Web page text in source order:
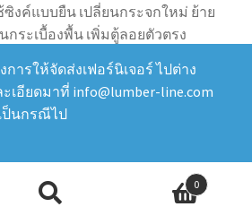
งค์แบบยืน เปลี่ยนกระจกใหม่ ย้าย
กระเบื้องพื้น เพิ่มตู้ลอยตัวตรง
ย และใช้ประโยชน์ได้มากขึ้น โทน
นไปอย่างมาก
0
ารให้จัดส่งเฟอร์นิเจอร์ ไปต่าง
เอียดมาที่ info@lumber-line.com
ป็นกรณีไป